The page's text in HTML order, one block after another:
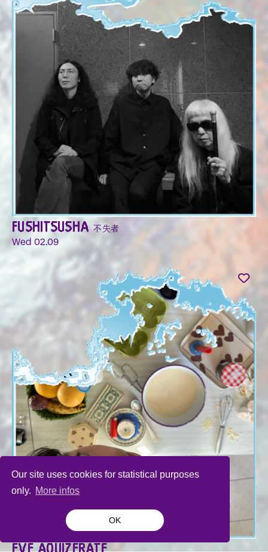
Our site uses cookies for statistical purposes
only. More infos
OK
FUSHITSUSHA 不失者
Wed 02.09
EVE AOUIZERATE